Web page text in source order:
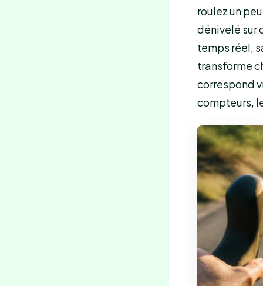
roulez un
dénivelé sur
temps réel,
transforme
correspond
compteurs,